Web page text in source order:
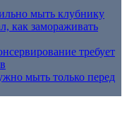
мыть клубнику
как замораживать
требует
мыть только перед